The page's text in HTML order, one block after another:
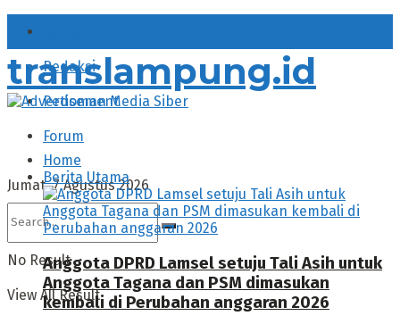
Redaksi
Pedoman Media Siber
Forum
Jumat, 7 Agustus 2026
No Result
View All Result
translampung.id
Home
Berita Utama
Anggota DPRD Lamsel setuju Tali Asih untuk
Anggota Tagana dan PSM dimasukan
kembali di Perubahan anggaran 2026